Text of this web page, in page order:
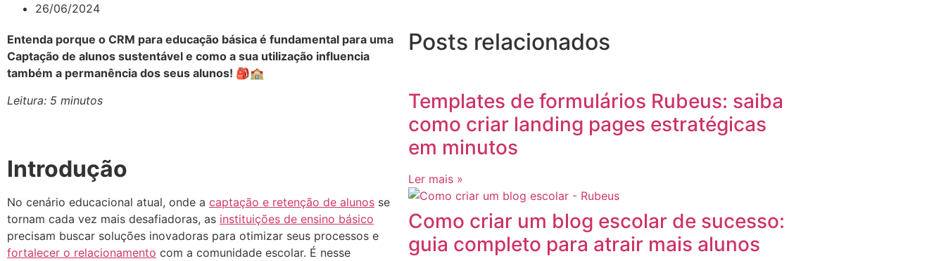
26/06/2024
Entenda porque o CRM para educação básica é fundamental para uma
Captação de alunos sustentável e como a sua utilização influencia
também a permanência dos seus alunos! 🎒🏫
Leitura: 5 minutos
Introdução
No cenário educacional atual, onde a captação e retenção de alunos se
tornam cada vez mais desafiadoras, as instituições de ensino básico
precisam buscar soluções inovadoras para otimizar seus processos e
fortalecer o relacionamento com a comunidade escolar. É nesse
Posts relacionados
Templates de formulários Rubeus: saiba
como criar landing pages estratégicas
em minutos
Ler mais »
Como criar um blog escolar de sucesso:
guia completo para atrair mais alunos